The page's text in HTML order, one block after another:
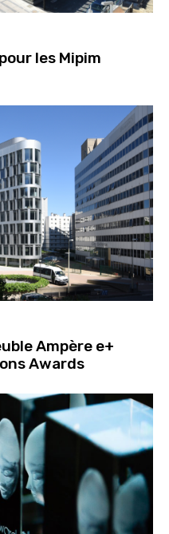
les Mipim
Ampère e+
Awards